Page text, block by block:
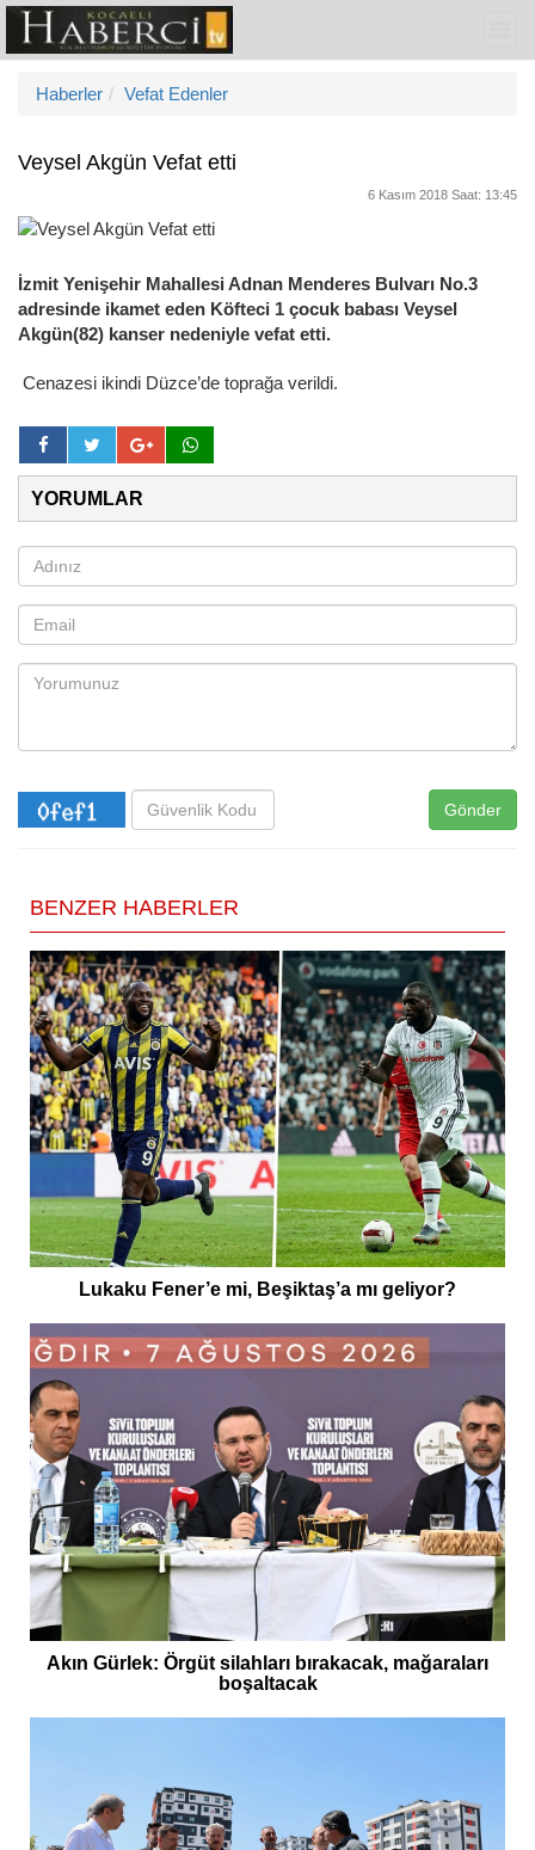
Haberler Vefat Edenler
Veysel Akgün Vefat etti
6 Kasım 2018 Saat: 13:45
İzmit Yenişehir Mahallesi Adnan Menderes Bulvarı No.3
adresinde ikamet eden Köfteci 1 çocuk babası Veysel
Akgün(82) kanser nedeniyle vefat etti.
Cenazesi ikindi Düzce’de toprağa verildi.
YORUMLAR
Gönder
BENZER HABERLER
Lukaku Fener’e mi, Beşiktaş’a mı geliyor?
Akın Gürlek: Örgüt silahları bırakacak, mağaraları
boşaltacak